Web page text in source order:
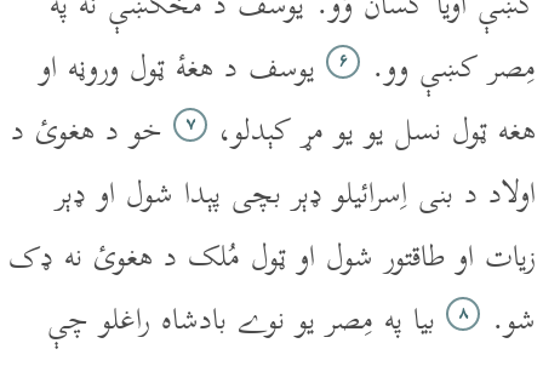
مِصر کښې وو.
۶ يوسف د هغۀ ټول وروڼه او
هغه ټول نسل يو يو مړ کېدلو،
۷ خو د هغوئ د
اولاد د بنى اِسرائيلو ډېر بچى پېدا شول او ډېر
زيات او طاقتور شول او ټول مُلک د هغوئ نه ډک
شو.
۸ بيا په مِصر يو نوے بادشاه راغلو چې